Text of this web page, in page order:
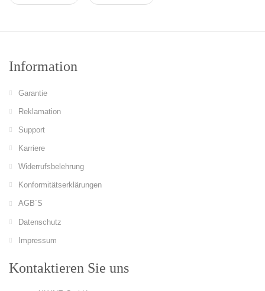
Information
Garantie
Reklamation
Support
Karriere
Widerrufsbelehrung
Konformitätserklärungen
AGB´S
Datenschutz
Impressum
Kontaktieren Sie uns